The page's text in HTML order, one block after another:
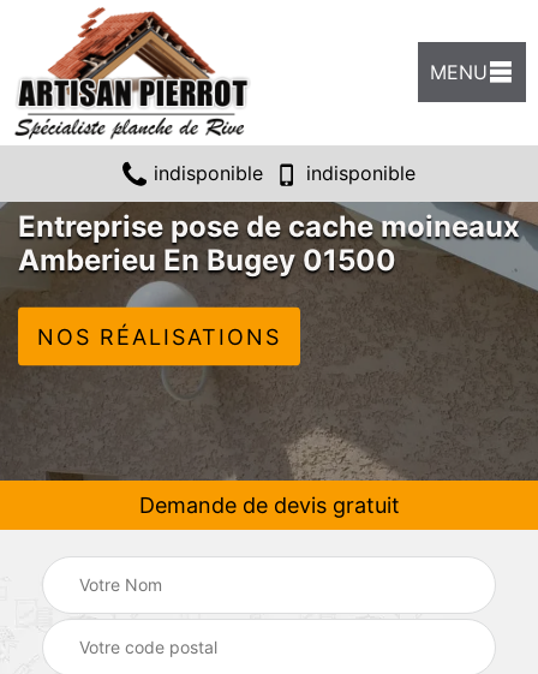
MENU
indisponible indisponible
Entreprise pose de cache moineaux
Amberieu En Bugey 01500
NOS RÉALISATIONS
Demande de devis gratuit